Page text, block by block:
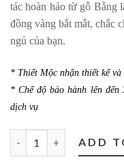
tác hoàn hảo từ gỗ Bằng
đồng vàng bắt mắt, chắc
ngủ của bạn.
* Thiết Mộc nhận thiết kế
* Chế độ bảo hành lên đến
dịch vụ
Bàn đêm 03 quantity
ADD